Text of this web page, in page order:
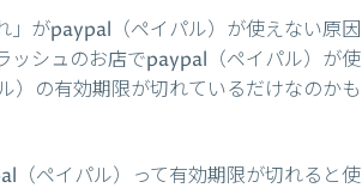
」がpaypal（ペイパル）が使えない原因
ッシュのお店でpaypal（ペイパル）が使
）の有効期限が切れているだけなのかも
（ペイパル）って有効期限が切れると使